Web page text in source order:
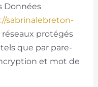
Données
sabrinalebreton-
protégés
que par pare-
et mot de